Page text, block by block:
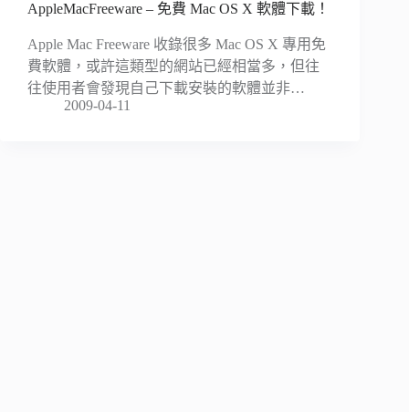
AppleMacFreeware – 免費 Mac OS X 軟體下載！
Apple Mac Freeware 收錄很多 Mac OS X 專用免
費軟體，或許這類型的網站已經相當多，但往
往使用者會發現自己下載安裝的軟體並非…
2009-04-11